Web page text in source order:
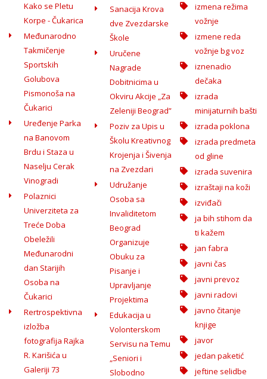
Kako se Pletu
Korpe - Čukarica
Međunarodno
Takmičenje
Sportskih
Golubova
Pismonoša na
Čukarici
Uređenje Parka
na Banovom
Brdu i Staza u
Naselju Cerak
Vinogradi
Polaznici
Univerziteta za
Treće Doba
Obeležili
Međunarodni
dan Starijih
Osoba na
Čukarici
Rertrospektivna
izložba
fotografija Rajka
R. Karišića u
Galeriji 73
Sanacija Krova
dve Zvezdarske
Škole
Uručene
Nagrade
Dobitnicima u
Okviru Akcije „Za
Zeleniji Beograd”
Poziv za Upis u
Školu Kreativnog
Krojenja i Šivenja
na Zvezdari
Udružanje
Osoba sa
Invaliditetom
Beograd
Organizuje
Obuku za
Pisanje i
Upravljanje
Projektima
Edukacija u
Volonterskom
Servisu na Temu
„Seniori i
Slobodno
izmena režima
vožnje
izmene reda
vožnje bg voz
iznenadio
dečaka
izrada
minijaturnih bašti
izrada poklona
izrada predmeta
od gline
izrada suvenira
izraštaji na koži
izviđači
ja bih stihom da
ti kažem
jan fabra
javni čas
javni prevoz
javni radovi
javno čitanje
knjige
javor
jedan paketić
jeftine selidbe